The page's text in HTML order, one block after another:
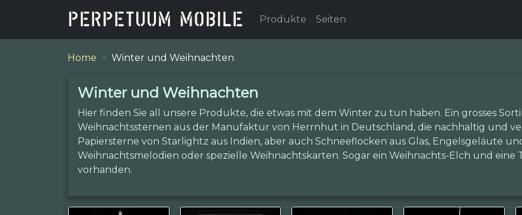
Produkte Seiten
Home Winter und Weihnachten
Winter und Weihnachten
Hier finden Sie all unsere Produkte, die etwas mit dem Winter zu tun haben. Ein grosses
Weihnachtssternen aus der Manufaktur von Herrnhut in Deutschland, die nachhaltig und
Papiersterne von Starlightz aus Indien, aber auch Schneeflocken aus Glas, Engelsgeläute
Weihnachtsmelodien oder spezielle Weihnachtskarten. Sogar ein Weihnachts-Elch und eine
vorhanden.